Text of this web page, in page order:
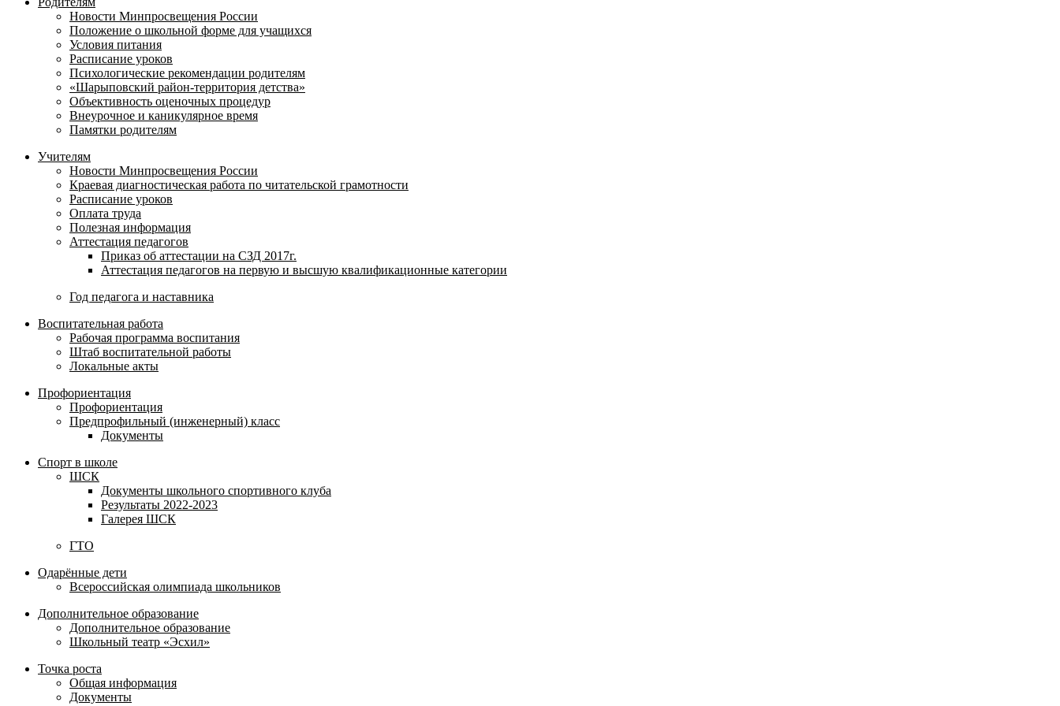
Новости Минпросвещения России
Положение о школьной форме для учащихся
Условия питания
Расписание уроков
Психологические рекомендации родителям
«Шарыповский район-территория детства»
Объективность оценочных процедур
Внеурочное и каникулярное время
Памятки родителям
Учителям
Новости Минпросвещения России
Краевая диагностическая работа по читательской грамотности
Расписание уроков
Оплата труда
Полезная информация
Аттестация педагогов
Приказ об аттестации на СЗД 2017г.
Аттестация педагогов на первую и высшую квалификационные категории
Год педагога и наставника
Воспитательная работа
Рабочая программа воспитания
Штаб воспитательной работы
Локальные акты
Профориентация
Профориентация
Предпрофильный (инженерный) класс
Документы
Спорт в школе
ШСК
Документы школьного спортивного клуба
Результаты 2022-2023
Галерея ШСК
ГТО
Одарённые дети
Всероссийская олимпиада школьников
Дополнительное образование
Дополнительное образование
Школьный театр «Эсхил»
Точка роста
Общая информация
Документы